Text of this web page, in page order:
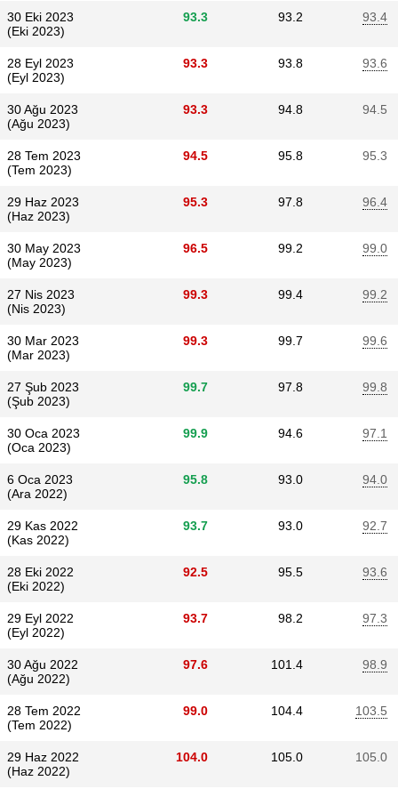
30 Eki 2023
(Eki 2023)
93.3 93.2 93.4
28 Eyl 2023
(Eyl 2023)
93.3 93.8 93.6
30 Ağu 2023
(Ağu 2023)
93.3 94.8 94.5
28 Tem 2023
(Tem 2023)
94.5 95.8 95.3
29 Haz 2023
(Haz 2023)
95.3 97.8 96.4
30 May 2023
(May 2023)
96.5 99.2 99.0
27 Nis 2023
(Nis 2023)
99.3 99.4 99.2
30 Mar 2023
(Mar 2023)
99.3 99.7 99.6
27 Şub 2023
(Şub 2023)
99.7 97.8 99.8
30 Oca 2023
(Oca 2023)
99.9 94.6 97.1
6 Oca 2023
(Ara 2022)
95.8 93.0 94.0
29 Kas 2022
(Kas 2022)
93.7 93.0 92.7
28 Eki 2022
(Eki 2022)
92.5 95.5 93.6
29 Eyl 2022
(Eyl 2022)
93.7 98.2 97.3
30 Ağu 2022
(Ağu 2022)
97.6 101.4 98.9
28 Tem 2022
(Tem 2022)
99.0 104.4 103.5
29 Haz 2022
(Haz 2022)
104.0 105.0 105.0